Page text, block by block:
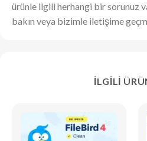
ürünle ilgili herhangi bir sorunuz
bakın veya bizimle iletişime
İLGILI